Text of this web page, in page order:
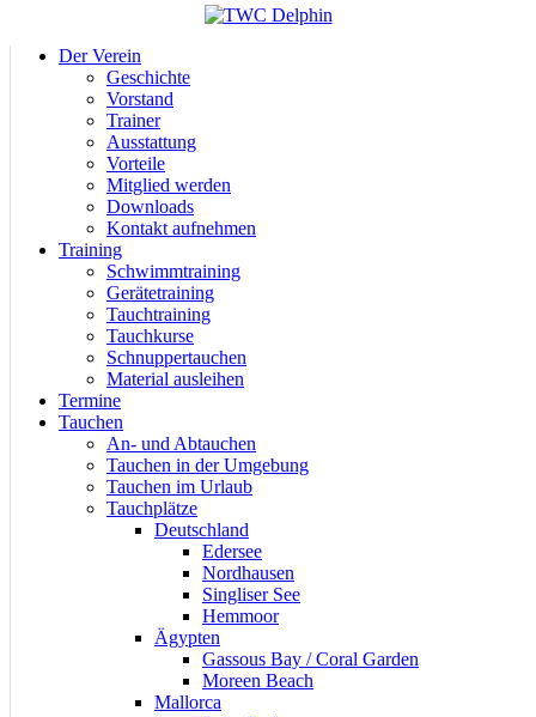
Der Verein
Geschichte
Vorstand
Trainer
Ausstattung
Vorteile
Mitglied werden
Downloads
Kontakt aufnehmen
Training
Schwimmtraining
Gerätetraining
Tauchtraining
Tauchkurse
Schnuppertauchen
Material ausleihen
Termine
Tauchen
An- und Abtauchen
Tauchen in der Umgebung
Tauchen im Urlaub
Tauchplätze
Deutschland
Edersee
Nordhausen
Singliser See
Hemmoor
Ägypten
Gassous Bay / Coral Garden
Moreen Beach
Mallorca